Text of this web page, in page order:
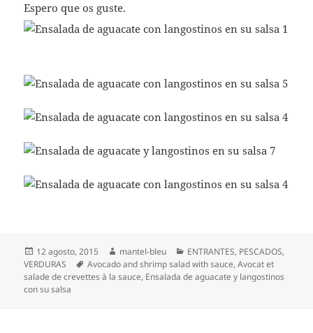
Espero que os guste.
Publicado
el
12 agosto, 2015 Autor
mantel-bleu Categorías
ENTRANTES, PESCADOS,
VERDURAS
Etiquetas
Avocado and shrimp salad with sauce,Avocat et
salade de crevettes à la sauce, Ensalada de aguacate y langostinos
con su salsa